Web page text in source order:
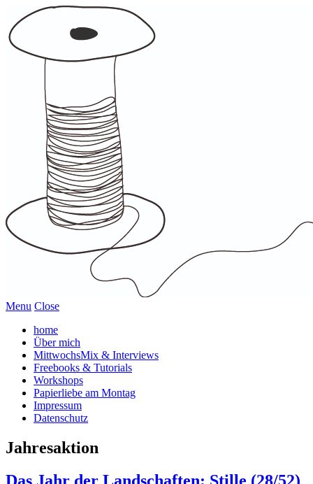
Menu Close
home
Über mich
MittwochsMix & Interviews
Freebooks & Tutorials
Workshops
Papierliebe am Montag
Impressum
Datenschutz
Jahresaktion